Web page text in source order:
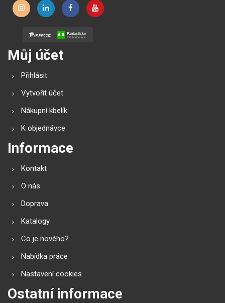
Můj účet
Přihlásit
Vytvořit účet
Nákupní kbelík
K objednávce
Informace
Kontakt
O nás
Doprava
Katalogy
Co je nového?
Nabídka práce
Nastavení cookies
Ostatní informace